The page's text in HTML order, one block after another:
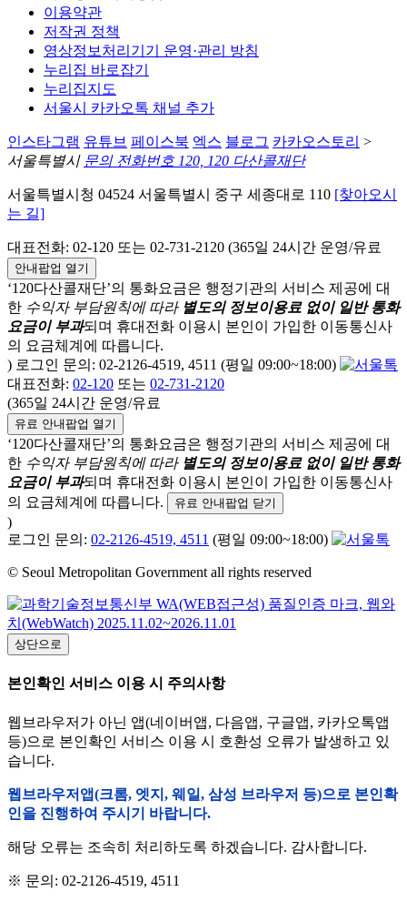
이용약관
저작권 정책
영상정보처리기기 운영·관리 방침
누리집 바로잡기
누리집지도
서울시 카카오톡 채널 추가
인스타그램 유튜브 페이스북 엑스 블로그 카카오스토리 >
서울특별시 문의 전화번호 120, 120 다산콜재단
서울특별시청 04524 서울특별시 중구 세종대로 110 [찾아오시
는 길]
대표전화: 02-120 또는 02-731-2120 (365일 24시간 운영/유료
안내팝업 열기
‘120다산콜재단’의 통화요금은 행정기관의 서비스 제공에 대
한 수익자 부담원칙에 따라 별도의 정보이용료 없이 일반 통화
요금이 부과되며 휴대전화 이용시 본인이 가입한 이동통신사
의 요금체계에 따릅니다.
) 로그인 문의: 02-2126-4519, 4511 (평일 09:00~18:00)
대표전화: 02-120 또는 02-731-2120
(365일 24시간 운영/유료
유료 안내팝업 열기
‘120다산콜재단’의 통화요금은 행정기관의 서비스 제공에 대
한 수익자 부담원칙에 따라 별도의 정보이용료 없이 일반 통화
요금이 부과되며 휴대전화 이용시 본인이 가입한 이동통신사
의 요금체계에 따릅니다.
유료 안내팝업 닫기
)
로그인 문의: 02-2126-4519, 4511 (평일 09:00~18:00)
© Seoul Metropolitan Government all rights reserved
상단으로
본인확인 서비스 이용 시 주의사항
웹브라우저가 아닌 앱(네이버앱, 다음앱, 구글앱, 카카오톡앱
등)으로 본인확인 서비스 이용 시 호환성 오류가 발생하고 있
습니다.
웹브라우저앱(크롬, 엣지, 웨일, 삼성 브라우저 등)으로 본인확
인을 진행하여 주시기 바랍니다.
해당 오류는 조속히 처리하도록 하겠습니다. 감사합니다.
※ 문의: 02-2126-4519, 4511